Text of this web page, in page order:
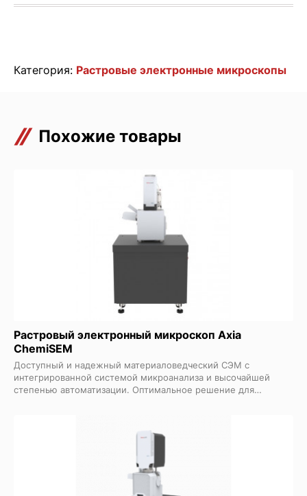
Категория: Растровые электронные микроскопы
Похожие товары
Растровый электронный микроскоп Axia
ChemiSEM
Доступный и надежный материаловедческий СЭМ с
интегрированной системой микроанализа и высочайшей
степенью автоматизации. Оптимальное решение для